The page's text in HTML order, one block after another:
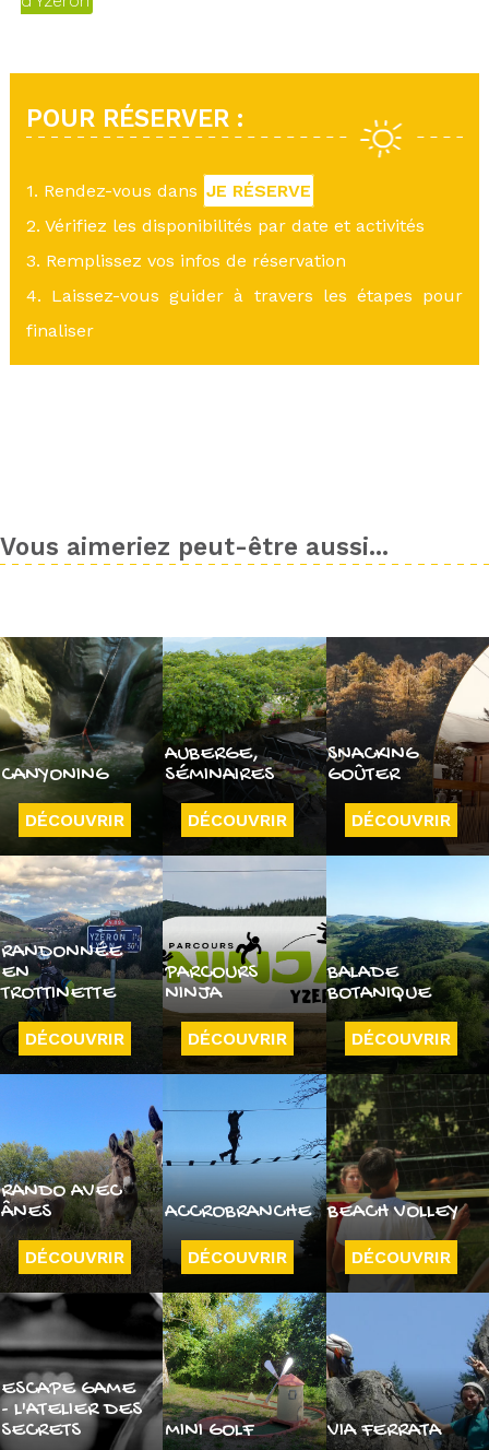
POUR RÉSERVER :
1. Rendez-vous dans JE RÉSERVE
2. Vérifiez les disponibilités par date et activités
3. Remplissez vos infos de réservation
4. Laissez-vous guider à travers les étapes pour
finaliser
Vous aimeriez peut-être aussi...
CANYONING
DÉCOUVRIR
AUBERGE,
SÉMINAIRES
DÉCOUVRIR
SNACKING
GOÛTER
DÉCOUVRIR
RANDONNÉE
EN
TROTTINETTE
DÉCOUVRIR
PARCOURS
NINJA
DÉCOUVRIR
BALADE
BOTANIQUE
DÉCOUVRIR
RANDO AVEC
ÂNES
DÉCOUVRIR
ACCROBRANCHE
DÉCOUVRIR
BEACH VOLLEY
DÉCOUVRIR
ESCAPE GAME
- L'ATELIER DES
SECRETS
MINI GOLF VIA FERRATA